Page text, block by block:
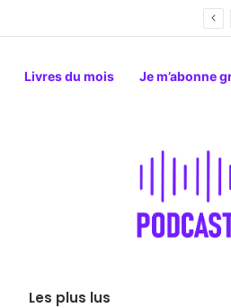
Livres du mois Je m’abonne
Les plus lus